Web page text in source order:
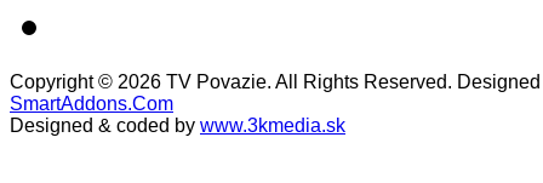
Copyright © 2026 TV Povazie. All Rights Reserved.
SmartAddons.Com
Designed & coded by www.3kmedia.sk